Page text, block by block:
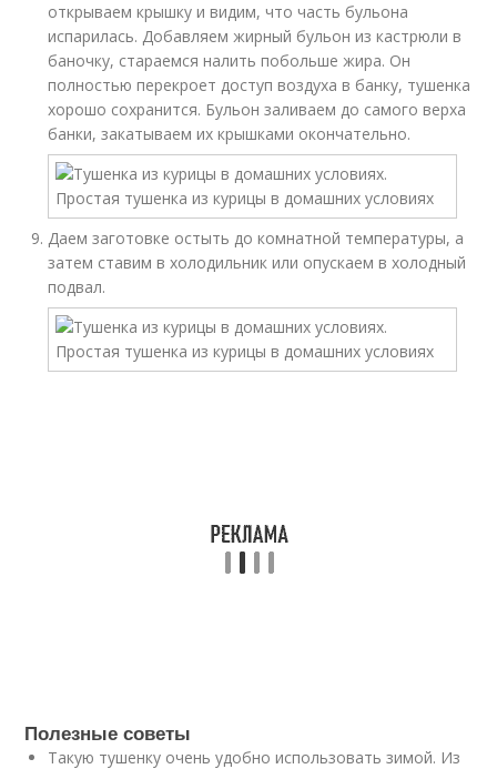
открываем крышку и видим, что часть бульона
испарилась. Добавляем жирный бульон из кастрюли в
баночку, стараемся налить побольше жира. Он
полностью перекроет доступ воздуха в банку, тушенка
хорошо сохранится. Бульон заливаем до самого верха
банки, закатываем их крышками окончательно.
Даем заготовке остыть до комнатной температуры, а
затем ставим в холодильник или опускаем в холодный
подвал.
Полезные советы
Такую тушенку очень удобно использовать зимой. Из